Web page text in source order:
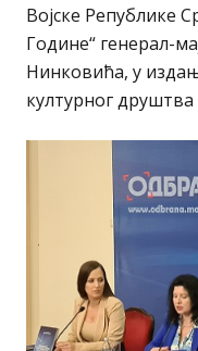
Војске Републике
Године“ генерал-
Нинковића, у
културног друштва